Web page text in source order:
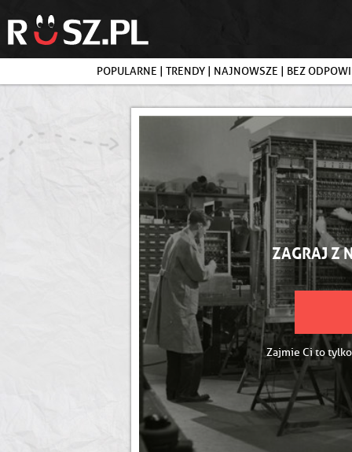
POPULARNE | TRENDY | NAJNOWSZE | BEZ
ZAGRAJ Z
Zajmie Ci to